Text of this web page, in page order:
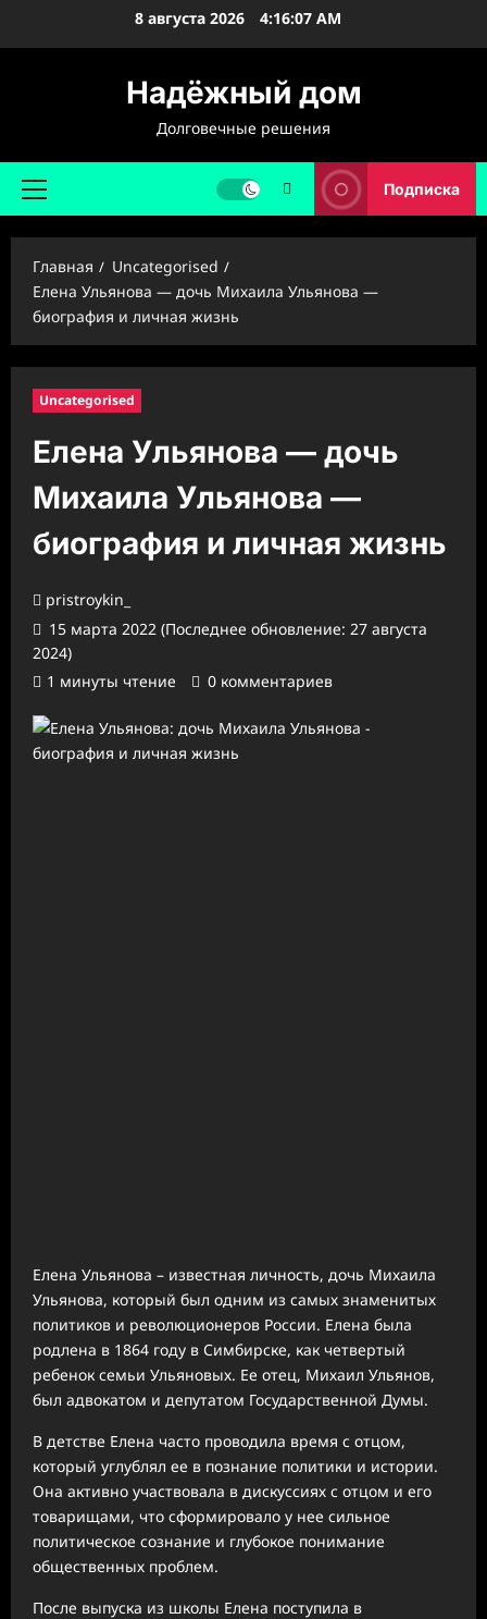
8 августа 2026 4:16:08 AM
Надёжный дом
Долговечные решения
Основное
Подписка
Главная
Uncategorised
Елена Ульянова — дочь Михаила Ульянова —
биография и личная жизнь
Uncategorised
Елена Ульянова — дочь
Михаила Ульянова —
биография и личная жизнь
pristroykin_
15 марта 2022 (Последнее обновление: 27 августа
2024)
1 минуты чтение
0 комментариев
Елена Ульянова – известная личность, дочь Михаила
Ульянова, который был одним из самых знаменитых
политиков и революционеров России. Елена была
родлена в 1864 году в Симбирске, как четвертый
ребенок семьи Ульяновых. Ее отец, Михаил Ульянов,
был адвокатом и депутатом Государственной Думы.
В детстве Елена часто проводила время с отцом,
который углублял ее в познание политики и истории.
Она активно участвовала в дискуссиях с отцом и его
товарищами, что сформировало у нее сильное
политическое сознание и глубокое понимание
общественных проблем.
После выпуска из школы Елена поступила в